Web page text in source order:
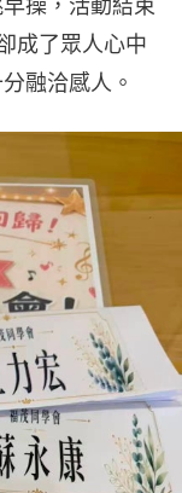
成了眾人心中
融洽感人。